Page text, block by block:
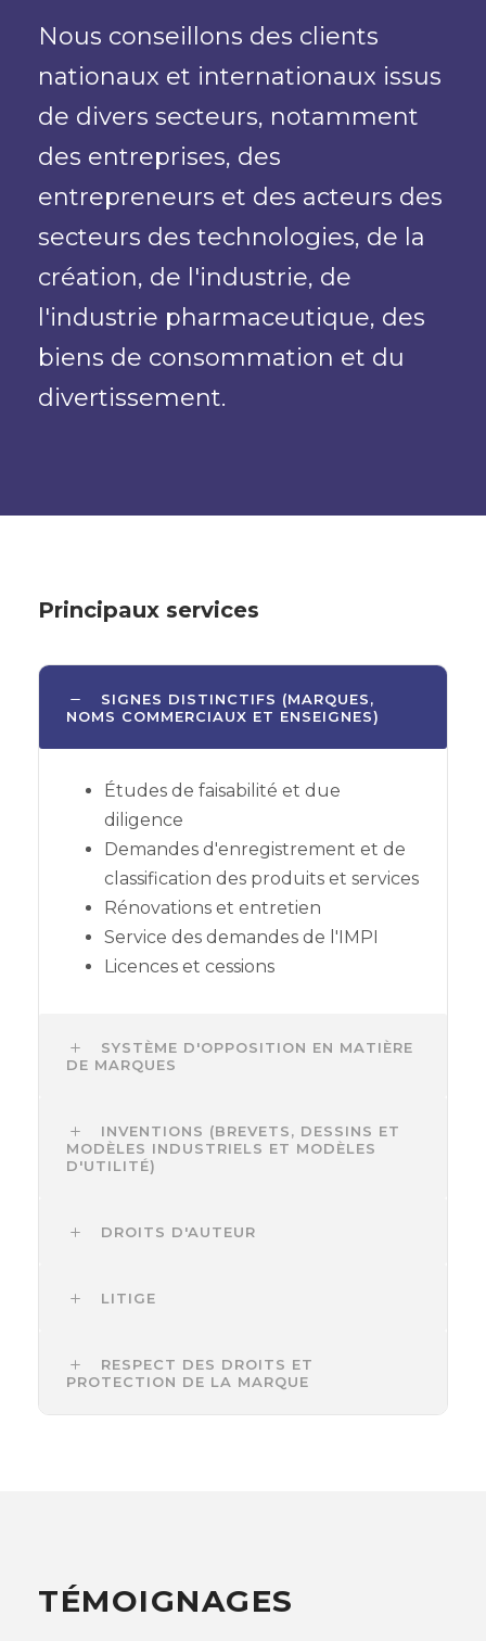
Nous conseillons des clients
nationaux et internationaux issus
de divers secteurs, notamment
des entreprises, des
entrepreneurs et des acteurs des
secteurs des technologies, de la
création, de l'industrie, de
l'industrie pharmaceutique, des
biens de consommation et du
divertissement.
Principaux services
SIGNES DISTINCTIFS (MARQUES,
NOMS COMMERCIAUX ET ENSEIGNES)
Études de faisabilité et due
diligence
Demandes d'enregistrement et de
classification des produits et services
Rénovations et entretien
Service des demandes de l'IMPI
Licences et cessions
SYSTÈME D'OPPOSITION EN MATIÈRE
DE MARQUES
INVENTIONS (BREVETS, DESSINS ET
MODÈLES INDUSTRIELS ET MODÈLES
D'UTILITÉ)
DROITS D'AUTEUR
LITIGE
RESPECT DES DROITS ET
PROTECTION DE LA MARQUE
TÉMOIGNAGES